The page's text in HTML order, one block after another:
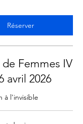
Réserver
Femmes IV
avril 2026
à l'invisible